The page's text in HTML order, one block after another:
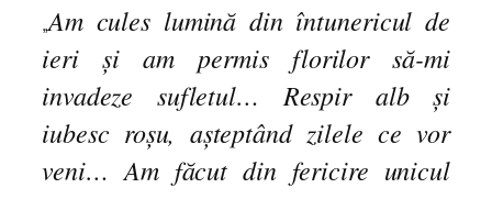
„Am cules lumină din întunericul de
ieri și am permis florilor să-mi
invadeze sufletul… Respir alb și
iubesc roșu, așteptând zilele ce vor
veni… Am făcut din fericire unicul